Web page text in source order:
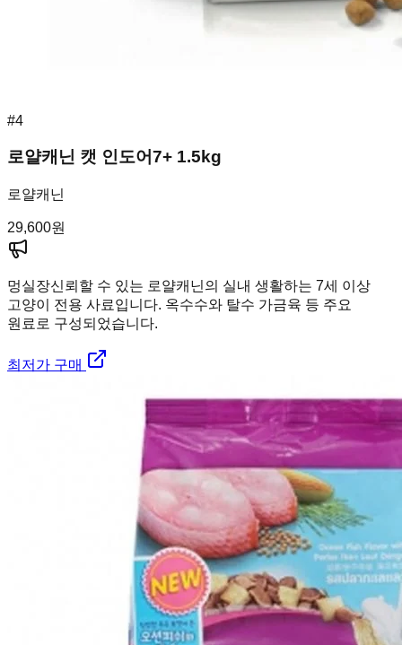
#4
로얄캐닌 캣 인도어7+ 1.5kg
로얄캐닌
29,600원
멍실장신뢰할 수 있는 로얄캐닌의 실내 생활하는 7세 이상
고양이 전용 사료입니다. 옥수수와 탈수 가금육 등 주요
원료로 구성되었습니다.
최저가 구매